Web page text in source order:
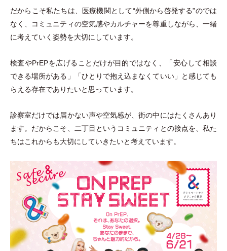
だからこそ私たちは、医療機関として“外側から啓発する”のでは
なく、コミュニティの空気感やカルチャーを尊重しながら、一緒
に考えていく姿勢を大切にしています。
検査やPrEPを広げることだけが目的ではなく、 「安心して相談
できる場所がある 」 「ひとりで抱え込まなくていい」
と感じても
らえる存在でありたいと思っています。
診察室だけでは届かない声や空気感が、街の中にはたくさんあり
ます。だからこそ、二丁目というコミュニティとの接点を、私た
ちはこれからも大切にしていきたいと考えています。